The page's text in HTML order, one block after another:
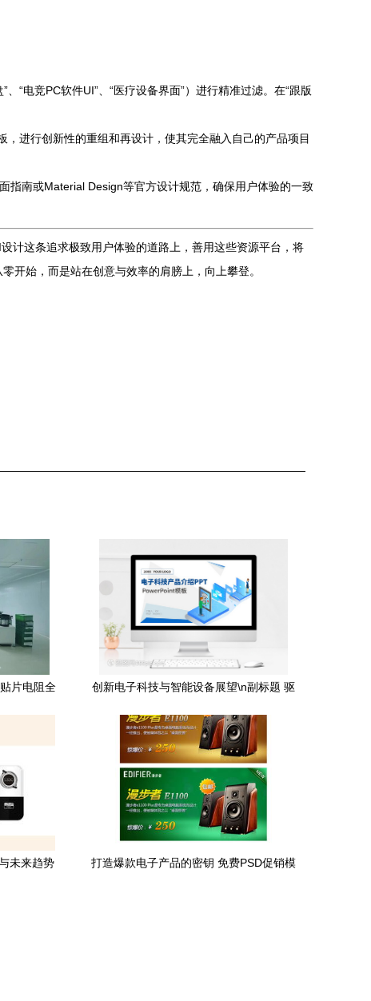
“电竞PC软件UI”、“医疗设备界面”）进行精准过滤。在“跟版
，进行创新性的重组和再设计，使其完全融入自己的产品项目
指南或Material Design等官方设计规范，确保用户体验的一致
计这条追求极致用户体验的道路上，善用这些资源平台，将
开始，而是站在创意与效率的肩膀上，向上攀登。
片电阻全
创新电子科技与智能设备展望\n副标题 驱
\n\n——\n\n【第1页 产品背景与市场趋
势】\n- UI设计简约,配饰科技风格场景图
（如全息投影、电路板纹理）\n - 市场
Growth:2024电竞与消费电子总增长率达
12.8%\n - 半导体创新提速，AI融入终端\n
- 终端融合趋势（音频+娱乐+SOHO) \n\n-
未来趋势
打造爆款电子产品的密钥 免费PSD促销模